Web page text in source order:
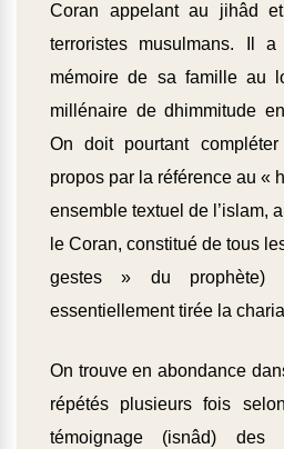
Coran appelant au jihâd
terroristes musulmans. Il
mémoire de sa famille au
millénaire de dhimmitude
On doit pourtant
propos par la référence au «
ensemble textuel de l’islam,
le Coran, constitué de tous
gestes » du
essentiellement tirée la
On trouve en abondance
répétés plusieurs fois
témoignage (isnâd) des